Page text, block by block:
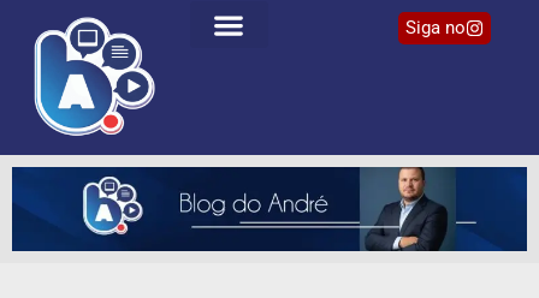
Siga no